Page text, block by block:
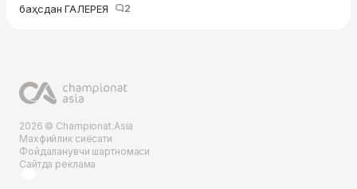
баҳсдан ГАЛЕРЕЯ
2
2026 © Championat.Asia
Махфийлик сиёсати
Фойдаланувчи шартномаси
Сайтда реклама